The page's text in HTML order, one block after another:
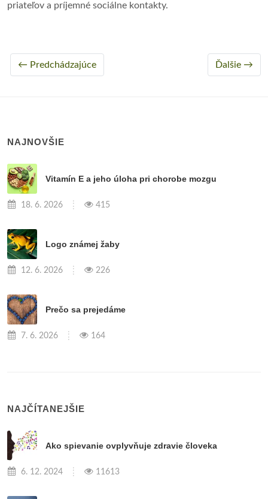
priateľov a príjemné sociálne kontakty.
← Predchádzajúce Ďalšie →
NAJNOVŠIE
Vitamín E a jeho úloha pri chorobe mozgu
18. 6. 2026 415
Logo známej žaby
12. 6. 2026 226
Prečo sa prejedáme
7. 6. 2026 164
NAJČÍTANEJŠIE
Ako spievanie ovplyvňuje zdravie človeka
6. 12. 2024 11613